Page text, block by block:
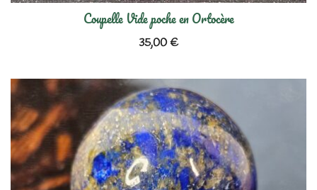
Coupelle Vide poche en Ortocère
35,00€